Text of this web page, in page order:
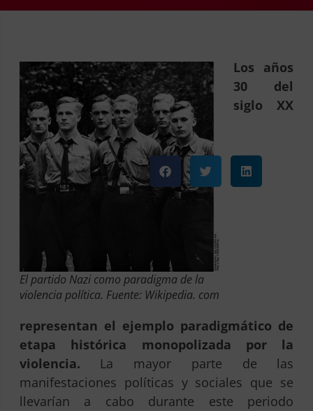
El partido Nazi como paradigma de la
violencia política. Fuente: Wikipedia. com
Los años
30 del
siglo XX
representan el ejemplo paradigmático de
etapa histórica monopolizada por la
violencia. La mayor parte de las
manifestaciones políticas y sociales que se
llevarían a cabo durante este periodo